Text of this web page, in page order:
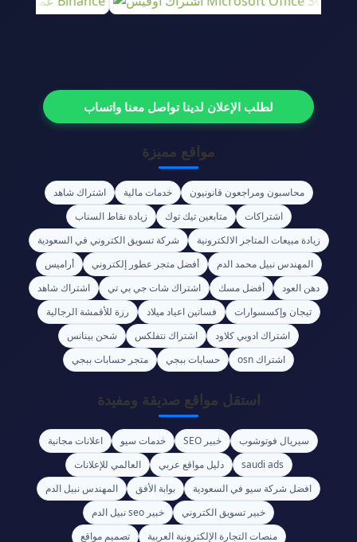
لطلب الإعلان لدينا تواصل معنا واتساب
مواقع مميزة
محاسبون ومراجعون قانونيون خدمات مالية
اشتراك شاهد
اشتراكات
متابعين تيك توك
زيادة نقاط السناب
زيادة مبيعات المتاجر الالكترونية
شركة تسويق الكتروني في السعودية
المهندس نبيل محمد الدم
أفضل متجر عطور إلكتروني
أراميس
دهن العود
أفضل مسك اشتراك شات جي بي تي
اشتراك شاهد
تيجان وإكسسوارات
فساتين اعياد ميلاد
رزة للأقمشة الرجالية
اشتراك ادوبي كلاود
اشتراك نتفلكس
شحن بينانس
اشتراك osn
حسابات ببجي متجر حسابات ببجي
استقل مواقع صديقة ومفيدة
سيريال فوتوشوب خبير SEO خدمات سيو
اعلانات مجانية
saudi ads
دليل مواقع عربي
العالمي للإعلانات
افضل شركة سيو في السعودية
بوابة الأفق
المهندس نبيل الدم
خبير تسويق الكتروني
خبير seo نبيل الدم
منصات التجارة الإلكترونية العربية
تصميم مواقع